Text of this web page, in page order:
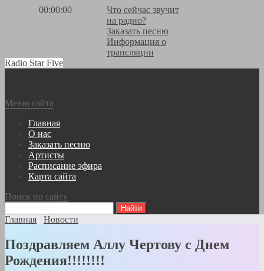
00:00:00
Что сейчас звучит
на радио?
Заказать песню
Информация о
трансляции
Radio Star Five
Меню сайта
Главная
О нас
Заказать песню
Артисты
Расписание эфира
Карта сайта
Поиск по сайту
Главная Новости
Поздравляем Аллу Чертову с Днем
Рождения!!!!!!!!